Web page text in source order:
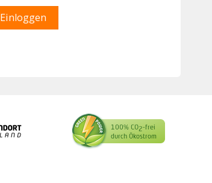
Einloggen